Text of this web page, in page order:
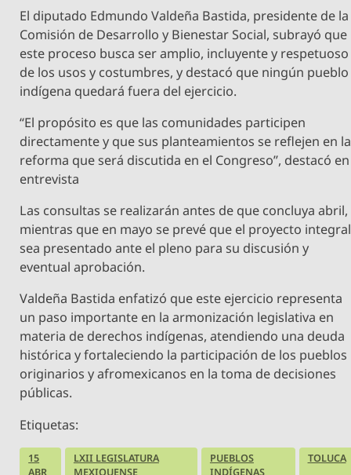
El diputado Edmundo Valdeña Bastida, presidente de la
Comisión de Desarrollo y Bienestar Social, subrayó que
este proceso busca ser amplio, incluyente y respetuoso
de los usos y costumbres, y destacó que ningún pueblo
indígena quedará fuera del ejercicio.
“El propósito es que las comunidades participen
directamente y que sus planteamientos se reflejen en la
reforma que será discutida en el Congreso”, destacó en
entrevista
Las consultas se realizarán antes de que concluya abril,
mientras que en mayo se prevé que el proyecto integral
sea presentado ante el pleno para su discusión y
eventual aprobación.
Valdeña Bastida enfatizó que este ejercicio representa
un paso importante en la armonización legislativa en
materia de derechos indígenas, atendiendo una deuda
histórica y fortaleciendo la participación de los pueblos
originarios y afromexicanos en la toma de decisiones
públicas.
Etiquetas:
15
LXII LEGISLATURA
PUEBLOS
TOLUCA